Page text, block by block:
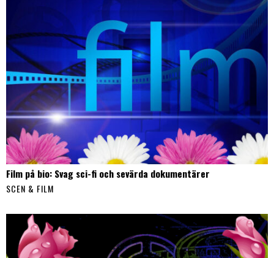
Film på bio: Svag sci-fi och sevärda dokumentärer
SCEN & FILM